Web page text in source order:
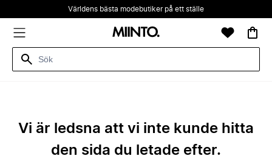
Världens bästa modebutiker på ett ställe
Vi är ledsna att vi inte kunde hitta
den sida du letade efter.